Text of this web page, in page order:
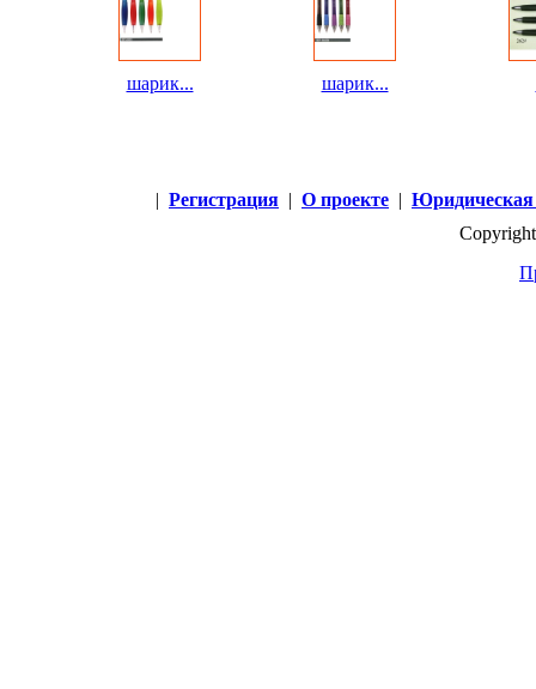
шарик... шарик...
| Регистрация | О проекте |